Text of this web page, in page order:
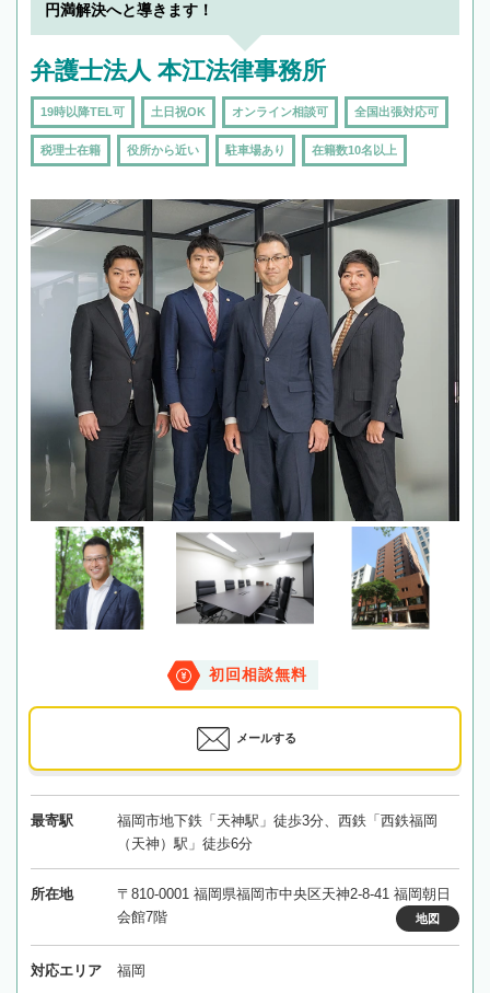
円満解決へと導きます！
弁護士法人 本江法律事務所
19時以降TEL可 土日祝OK オンライン相談可 全国出張対応可
税理士在籍 役所から近い 駐車場あり 在籍数10名以上
初回相談無料
メールする
最寄駅
福岡市地下鉄「天神駅」徒歩3分、西鉄「西鉄福岡
（天神）駅」徒歩6分
所在地
〒810-0001 福岡県福岡市中央区天神2-8-41 福岡朝日
会館7階
地図
対応エリア 福岡